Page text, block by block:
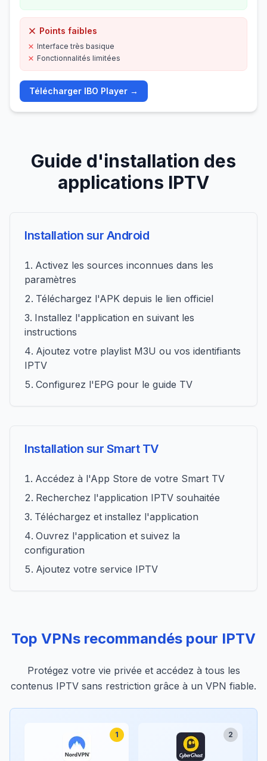
Points faibles
Interface très basique
Fonctionnalités limitées
Télécharger IBO Player →
Guide d'installation des
applications IPTV
Installation sur Android
Activez les sources inconnues dans les
paramètres
Téléchargez l'APK depuis le lien officiel
Installez l'application en suivant les
instructions
Ajoutez votre playlist M3U ou vos identifiants
IPTV
Configurez l'EPG pour le guide TV
Installation sur Smart TV
Accédez à l'App Store de votre Smart TV
Recherchez l'application IPTV souhaitée
Téléchargez et installez l'application
Ouvrez l'application et suivez la
configuration
Ajoutez votre service IPTV
Top VPNs recommandés pour IPTV
Protégez votre vie privée et accédez à tous les
contenus IPTV sans restriction grâce à un VPN fiable.
1 2